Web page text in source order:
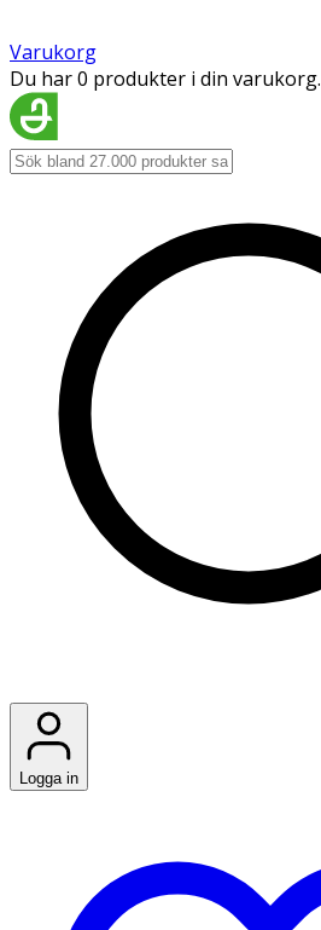
Varukorg
Du har 0 produkter i din varukorg.
Logga in